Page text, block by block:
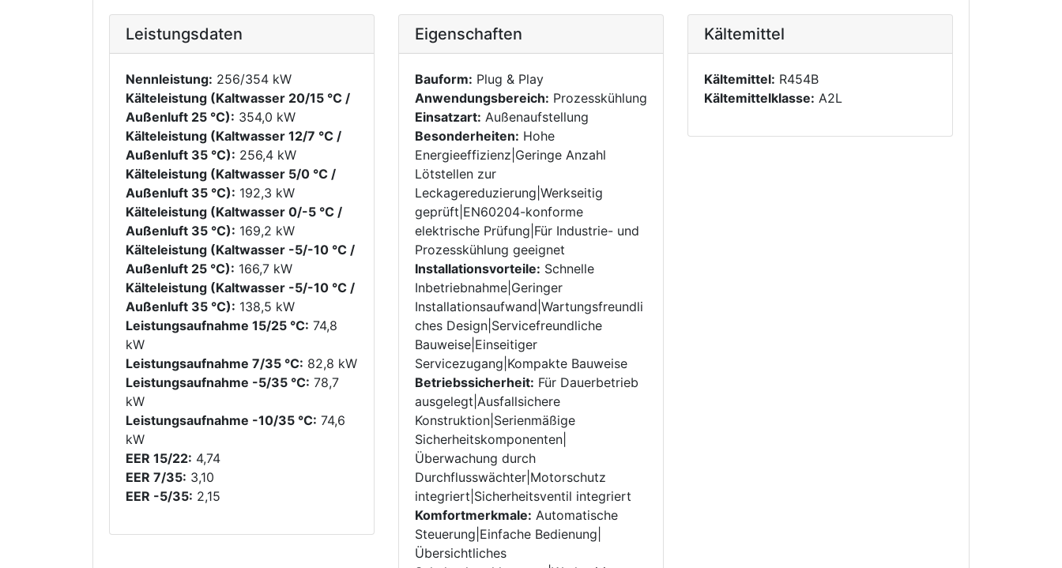
Leistungsdaten
Nennleistung: 256/354 kW
Kälteleistung (Kaltwasser 20/15 °C /
Außenluft 25 °C): 354,0 kW
Kälteleistung (Kaltwasser 12/7 °C /
Außenluft 35 °C): 256,4 kW
Kälteleistung (Kaltwasser 5/0 °C /
Außenluft 35 °C): 192,3 kW
Kälteleistung (Kaltwasser 0/-5 °C /
Außenluft 35 °C): 169,2 kW
Kälteleistung (Kaltwasser -5/-10 °C /
Außenluft 25 °C): 166,7 kW
Kälteleistung (Kaltwasser -5/-10 °C /
Außenluft 35 °C): 138,5 kW
Leistungsaufnahme 15/25 °C: 74,8
kW
Leistungsaufnahme 7/35 °C: 82,8 kW
Leistungsaufnahme -5/35 °C: 78,7
kW
Leistungsaufnahme -10/35 °C: 74,6
kW
EER 15/22: 4,74
EER 7/35: 3,10
EER -5/35: 2,15
Eigenschaften
Bauform: Plug & Play
Anwendungsbereich: Prozesskühlung
Einsatzart: Außenaufstellung
Besonderheiten: Hohe
Energieeffizienz|Geringe Anzahl
Lötstellen zur
Leckagereduzierung|Werkseitig
geprüft|EN60204-konforme
elektrische Prüfung|Für Industrie- und
Prozesskühlung geeignet
Installationsvorteile: Schnelle
Inbetriebnahme|Geringer
Installationsaufwand|Wartungsfreundli
ches Design|Servicefreundliche
Bauweise|Einseitiger
Servicezugang|Kompakte Bauweise
Betriebssicherheit: Für Dauerbetrieb
ausgelegt|Ausfallsichere
Konstruktion|Serienmäßige
Sicherheitskomponenten|
Überwachung durch
Durchflusswächter|Motorschutz
integriert|Sicherheitsventil integriert
Komfortmerkmale: Automatische
Steuerung|Einfache Bedienung|
Übersichtliches
Kältemittel
Kältemittel: R454B
Kältemittelklasse: A2L